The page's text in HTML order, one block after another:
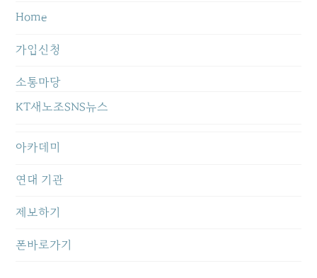
Home
가입신청
소통마당
KT새노조SNS뉴스
아카데미
연대 기관
제보하기
폰바로가기